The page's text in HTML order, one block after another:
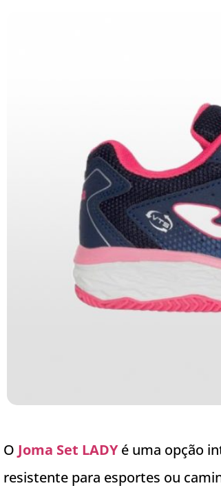
O Joma Set LADYé uma opção
resistente para esportes ou